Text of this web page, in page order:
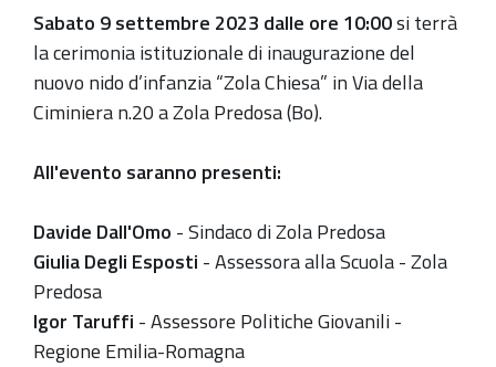
Sabato 9 settembre 2023 dalle ore 10:00si terrà
la cerimonia istituzionale di inaugurazione del
nuovo nido d’infanzia “Zola Chiesa” in Via della
Ciminiera n.20 a Zola Predosa (Bo).
All'evento saranno presenti:
Davide Dall'Omo - Sindaco di Zola Predosa
Giulia Degli Esposti - Assessora alla Scuola - Zola
Predosa
Igor Taruffi - Assessore Politiche Giovanili -
Regione Emilia-Romagna